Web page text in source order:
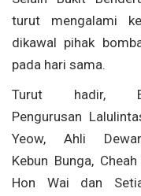
turut mengalami
dikawal pihak
pada hari sama.
Turut hadir,
Pengurusan
Yeow, Ahli
Kebun Bunga,
Hon Wai dan